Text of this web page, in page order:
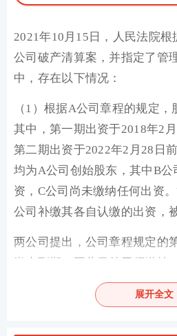
2021年10月15日，人民法院
公司破产清算案，并指定了管
中，存在以下情况：
（1）根据A公司章程的规定，
其中，第一期出资于2018年2
第二期出资于2022年2月28日
均为A公司创始股东，其中B公
资，C公司尚未缴纳任何出资
公司补缴其各自认缴的出资，
两公司提出，公司章程规定的
其未按公司章程规定的期限缴
其未履行出资缴纳义务的行为
展开全文